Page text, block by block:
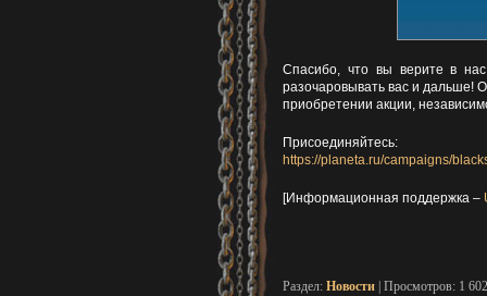
Спасибо, что вы верите в
разочаровывать вас и дальше!
приобретении акции,
Присоединяйтесь:
https://planeta.ru/campaigns/
[Информационная поддержка –
Раздел: Новости | Просмотров: 1 602